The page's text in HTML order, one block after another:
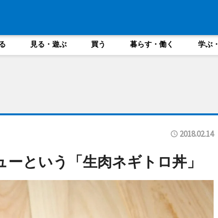
見る・遊ぶ 買う 暮らす・働く 学ぶ
2018.02.14
という「生肉ネギトロ丼」